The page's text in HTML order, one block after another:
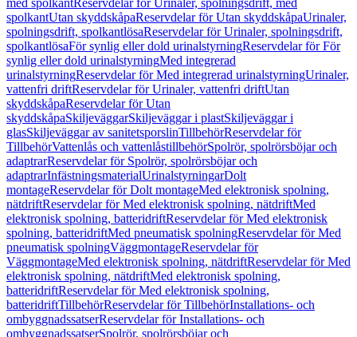
med spolkantReservdelar för Urinaler, spolningsdrift, med
spolkantUtan skyddskåpaReservdelar för Utan skyddskåpaUrinaler,
spolningsdrift, spolkantlösaReservdelar för Urinaler, spolningsdrift,
spolkantlösaFör synlig eller dold urinalstyrningReservdelar för För
synlig eller dold urinalstyrningMed integrerad
urinalstyrningReservdelar för Med integrerad urinalstyrningUrinaler,
vattenfri driftReservdelar för Urinaler, vattenfri driftUtan
skyddskåpaReservdelar för Utan
skyddskåpaSkiljeväggarSkiljeväggar i plastSkiljeväggar i
glasSkiljeväggar av sanitetsporslinTillbehörReservdelar för
TillbehörVattenlås och vattenlåstillbehörSpolrör, spolrörsböjar och
adaptrarReservdelar för Spolrör, spolrörsböjar och
adaptrarInfästningsmaterialUrinalstyrningarDolt
montageReservdelar för Dolt montageMed elektronisk spolning,
nätdriftReservdelar för Med elektronisk spolning, nätdriftMed
elektronisk spolning, batteridriftReservdelar för Med elektronisk
spolning, batteridriftMed pneumatisk spolningReservdelar för Med
pneumatisk spolningVäggmontageReservdelar för
VäggmontageMed elektronisk spolning, nätdriftReservdelar för Med
elektronisk spolning, nätdriftMed elektronisk spolning,
batteridriftReservdelar för Med elektronisk spolning,
batteridriftTillbehörReservdelar för TillbehörInstallations- och
ombyggnadssatserReservdelar för Installations- och
ombyggnadssatserSpolrör, spolrörsböjar och